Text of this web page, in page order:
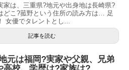
家は、三重県?地元や出身地は長崎県?
どこ?菰野という住所の読み方は… 足
女優でタレントとし...
記事を読む
元は福岡?実家や父親、兄弟